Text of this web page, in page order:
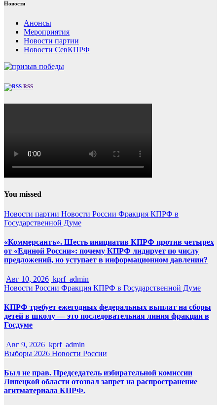
Новости
Анонсы
Мероприятия
Новости партии
Новости СевКПРФ
RSS
You missed
Новости партии Новости России Фракция КПРФ в
Государственной Думе
«Коммерсантъ». Шесть инициатив КПРФ против четырех
от «Единой России»: почему КПРФ лидирует по числу
предложений, но уступает в информационном давлении?
Авг 10, 2026 kprf_admin
Новости России Фракция КПРФ в Государственной Думе
КПРФ требует ежегодных федеральных выплат на сборы
детей в школу — это последовательная линия фракции в
Госдуме
Авг 9, 2026 kprf_admin
Выборы 2026 Новости России
Был не прав. Председатель избирательной комиссии
Липецкой области отозвал запрет на распространение
агитматериала КПРФ.